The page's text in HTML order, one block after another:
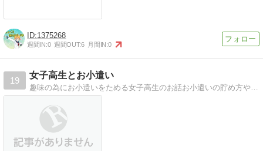
1375268
週間IN:0 週間OUT:6 月間IN:0
19
女子高生とお小遣い
趣味の為にお小遣いをためる女子高生のお話お小遣いの貯め方や、可愛いものの話が中心です。